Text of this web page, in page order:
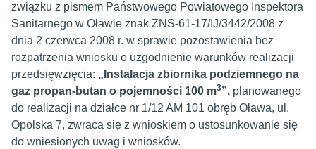
związku z pismem Państwowego Powiatowego Inspektora
Sanitarnego w Oławie znak ZNS-61-17/IJ/3442/2008 z
dnia 2 czerwca 2008 r. w sprawie pozostawienia bez
rozpatrzenia wniosku o uzgodnienie warunków realizacji
przedsięwzięcia: „Instalacja zbiornika podziemnego na
gaz propan-butan o pojemności 100 m3”, planowanego
do realizacji na działce nr 1/12 AM 101 obręb Oława, ul.
Opolska 7, zwraca się z wnioskiem o ustosunkowanie się
do wniesionych uwag i wniosków.